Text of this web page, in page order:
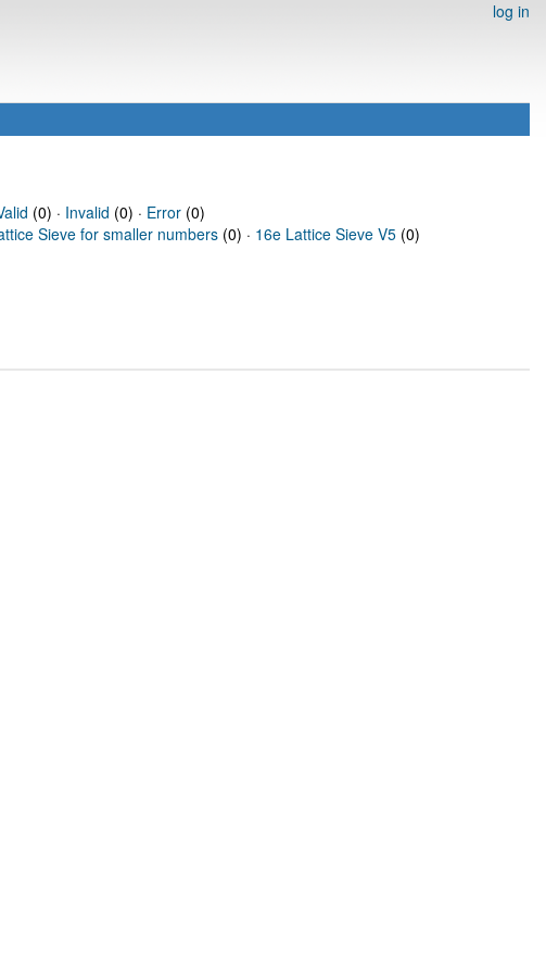
log in
(0) · Invalid (0) · Error(0)
Sieve for smaller numbers (0) · 16e Lattice Sieve V5 (0)